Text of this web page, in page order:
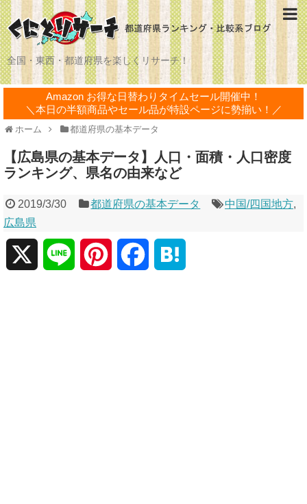
全国・東西・都道府県を楽しくリサーチ！
Amazon お得な日替わりタイムセール開催中！
＼本日の半額商品やセール品が特設ページに勢揃い！／
ホーム 都道府県の基本データ
【広島県の基本データ】人口・面積・人口密度
ランキング、県名の由来など
2019/3/30 都道府県の基本データ 中国/四国地方,
広島県